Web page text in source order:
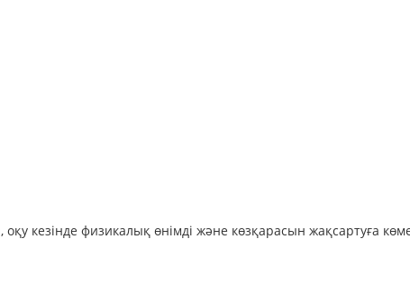
кезінде физикалық өнімді және көзқарасын жақсартуға